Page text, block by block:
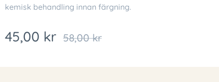
kemisk behandling innan färgning.
45,00 kr 58,00kr